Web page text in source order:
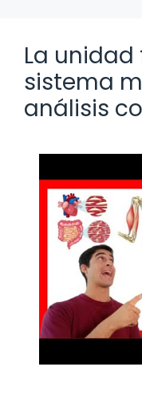
La
sistema
análisis